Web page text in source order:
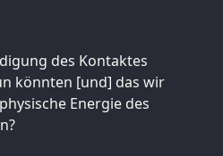
des Kontaktes
könnten [und] das wir
Energie des